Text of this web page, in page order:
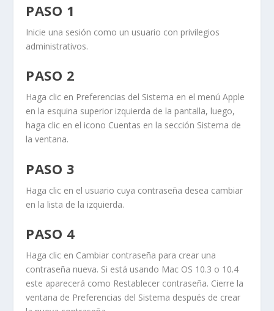
PASO 1
Inicie una sesión como un usuario con privilegios
administrativos.
PASO 2
Haga clic en Preferencias del Sistema en el menúApple
en la esquina superior izquierda de la pantalla, luego,
haga clic en el icono Cuentas en la sección Sistema de
la ventana.
PASO 3
Haga clic en el usuario cuya contraseña desea cambiar
en la lista de la izquierda.
PASO 4
Haga clic en Cambiar contraseña para crear una
contraseña nueva. Si está usando Mac OS 10.3 o 10.4
este aparecerá como Restablecer contraseña. Cierre la
ventana de Preferencias del Sistema después de crear